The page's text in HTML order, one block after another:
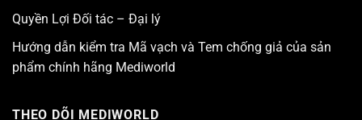
Quyền Lợi Đối tác – Đại lý
Hướng dẫn kiểm tra Mã vạch và Tem chống giả của sản
phẩm chính hãng Mediworld
THEO DÕI MEDIWORLD